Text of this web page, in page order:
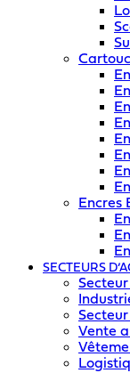
Encres
SECTEURS
Vente